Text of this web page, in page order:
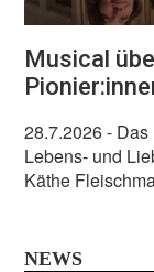
Musical
28.7.2026- Das
Lebens- und
Käthe
NEWS